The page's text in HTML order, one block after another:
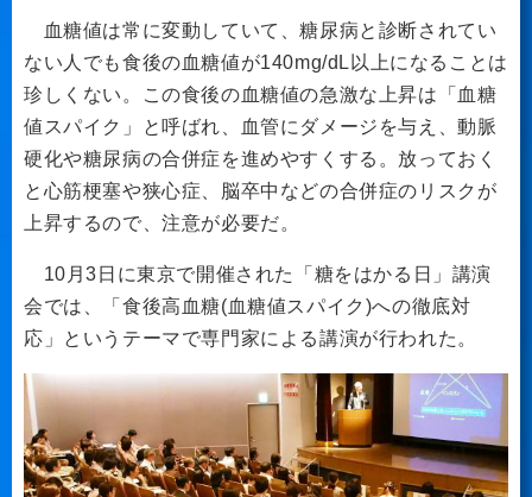
血糖値は常に変動していて、糖尿病と診断されてい
ない人でも食後の血糖値が140mg/dL以上になることは
珍しくない。この食後の血糖値の急激な上昇は「血糖
値スパイク」と呼ばれ、血管にダメージを与え、動脈
硬化や糖尿病の合併症を進めやすくする。放っておく
と心筋梗塞や狭心症、脳卒中などの合併症のリスクが
上昇するので、注意が必要だ。
10月3日に東京で開催された「糖をはかる日」講演
会では、「食後高血糖(血糖値スパイク)への徹底対
応」というテーマで専門家による講演が行われた。